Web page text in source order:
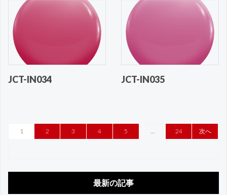
JCT-IN034 JCT-IN035
1 2 3 4 5 24 次へ
最新の記事